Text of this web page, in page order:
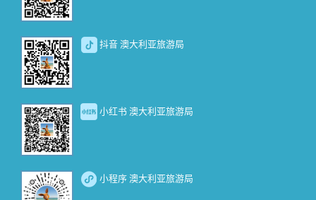
抖音 澳大利亚旅游局
小红书 澳大利亚旅游局
小程序 澳大利亚旅游局